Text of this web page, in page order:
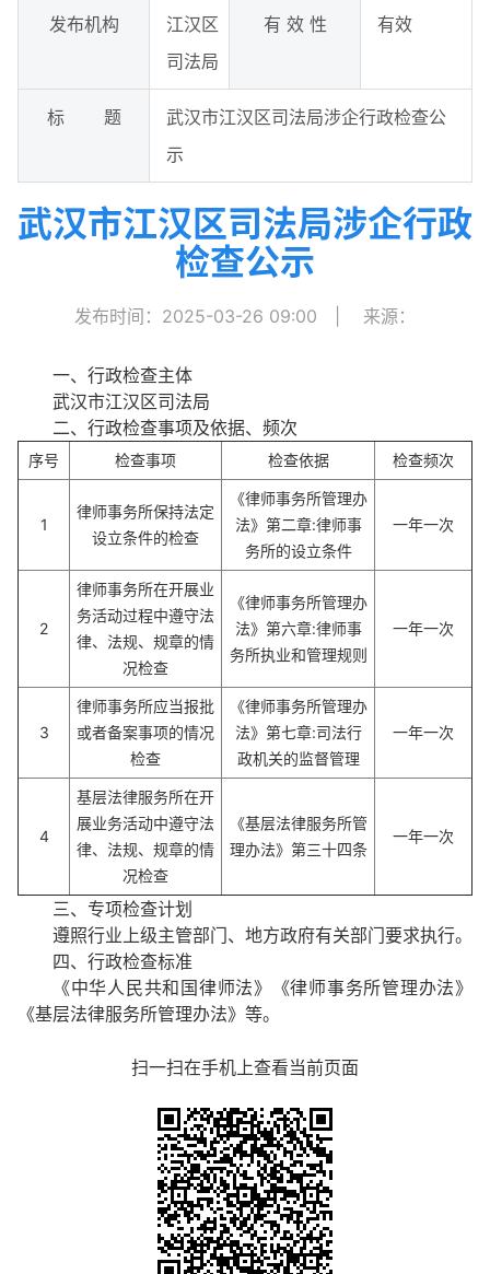
发布机构
江汉区
司法局
有 效 性 有效
标 题
武汉市江汉区司法局涉企行政检查公
示
武汉市江汉区司法局涉企行政
检查公示
发布时间：2025-03-26 09:00 来源：
一、行政检查主体
武汉市江汉区司法局
二、行政检查事项及依据、频次
序号 检查事项 检查依据 检查频次
1
律师事务所保持法定
设立条件的检查
《律师事务所管理办
法》第二章:律师事
务所的设立条件
一年一次
2
律师事务所在开展业
务活动过程中遵守法
律、法规、规章的情
况检查
《律师事务所管理办
法》第六章:律师事
务所执业和管理规则
一年一次
3
律师事务所应当报批
或者备案事项的情况
检查
《律师事务所管理办
法》第七章:司法行
政机关的监督管理
一年一次
4
基层法律服务所在开
展业务活动中遵守法
律、法规、规章的情
况检查
《基层法律服务所管
理办法》第三十四条
一年一次
三、专项检查计划
遵照行业上级主管部门、地方政府有关部门要求执行。
四、行政检查标准
《中华人民共和国律师法》《律师事务所管理办法》
《基层法律服务所管理办法》等。
扫一扫在手机上查看当前页面